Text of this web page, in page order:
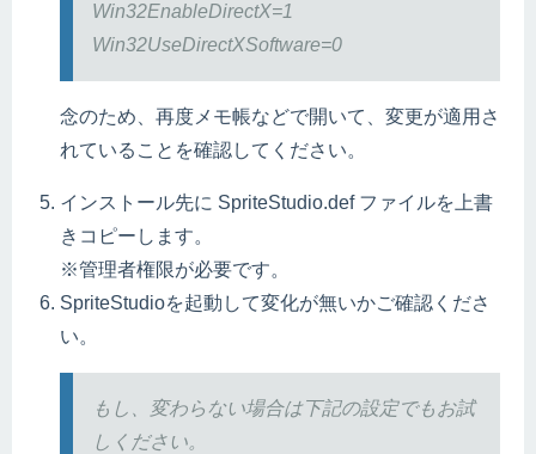
Win32EnableDirectX=1
Win32UseDirectXSoftware=0
念のため、再度メモ帳などで開いて、変更が適用さ
れていることを確認してください。
インストール先に SpriteStudio.def ファイルを上書
きコピーします。
※管理者権限が必要です。
SpriteStudioを起動して変化が無いかご確認くださ
い。
もし、変わらない場合は下記の設定でもお試
しください。